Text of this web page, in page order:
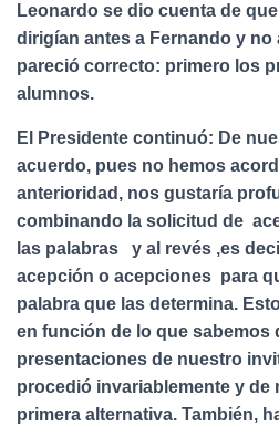
Leonardo se dio cuenta de
dirigían antes a Fernando y no
pareció correcto: primero los
alumnos.
El Presidente continuó: De
acuerdo, pues no hemos
anterioridad, nos gustaría
combinando la solicitud de
las palabras y al revés ,es
acepción o acepciones para
palabra que las determina.
en función de lo que sabemos
presentaciones de nuestro
procedió invariablemente y de
primera alternativa. También,